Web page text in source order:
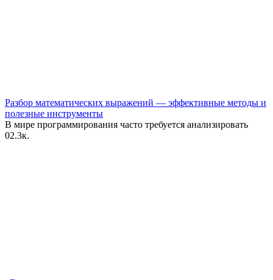
Разбор математических выражений — эффективные методы и
полезные инструменты
В мире программирования часто требуется анализировать
02.3к.